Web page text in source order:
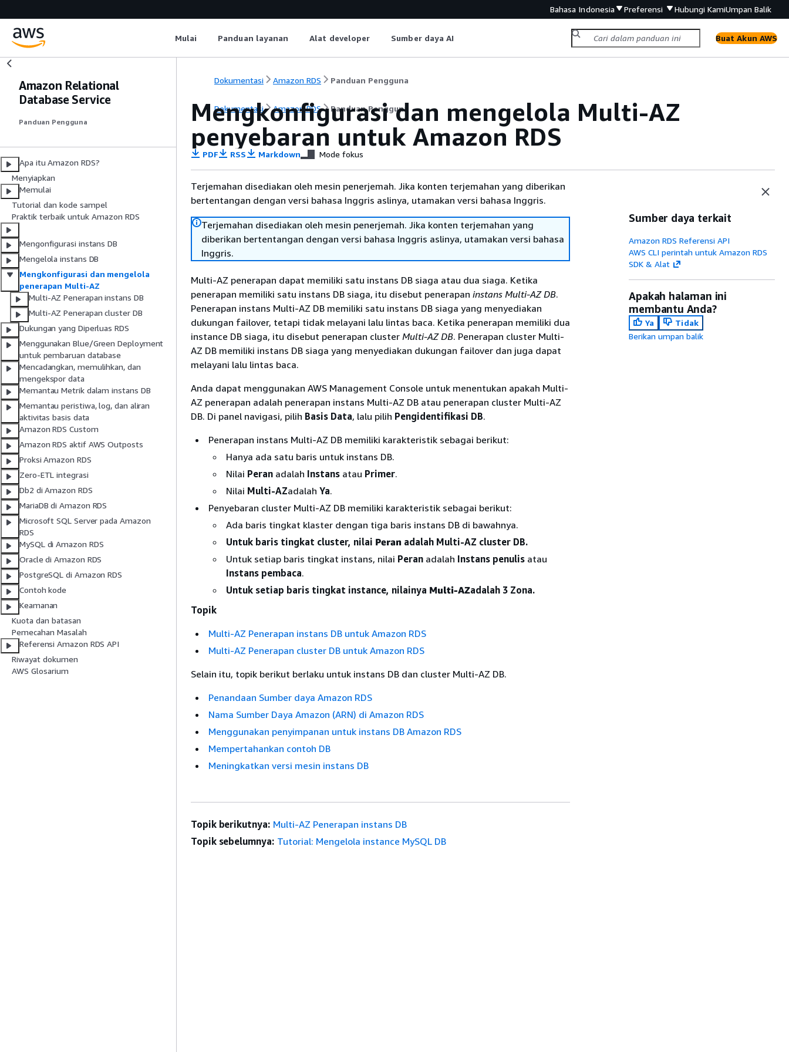
Bahasa Indonesia Preferensi Hubungi KamiUmpan Balik
Mulai Panduan layanan Alat developer Sumber daya AI Buat Akun AWS
Amazon Relational
Database Service
Panduan Pengguna
Apa itu Amazon RDS?
Menyiapkan
Memulai
Tutorial dan kode sampel
Praktik terbaik untuk Amazon RDS
Mengonfigurasi instans DB
Mengelola instans DB
Mengkonfigurasi dan mengelola
penerapan Multi-AZ
Multi-AZ Penerapan instans DB
Multi-AZ Penerapan cluster DB
Dukungan yang Diperluas RDS
Menggunakan Blue/Green Deployment
untuk pembaruan database
Mencadangkan, memulihkan, dan
mengekspor data
Memantau Metrik dalam instans DB
Memantau peristiwa, log, dan aliran
aktivitas basis data
Amazon RDS Custom
Amazon RDS aktif AWS Outposts
Proksi Amazon RDS
Zero-ETL integrasi
Db2 di Amazon RDS
MariaDB di Amazon RDS
Microsoft SQL Server pada Amazon
RDS
MySQL di Amazon RDS
Oracle di Amazon RDS
PostgreSQL di Amazon RDS
Contoh kode
Keamanan
Kuota dan batasan
Pemecahan Masalah
Referensi Amazon RDS API
Riwayat dokumen
AWS Glosarium
Dokumentasi Amazon RDS Panduan Pengguna
Dokumentasi Amazon RDS Panduan Pengguna
Mengkonfigurasi dan mengelola Multi-AZ
penyebaran untuk Amazon RDS
PDF RSS Markdown Mode fokus
Terjemahan disediakan oleh mesin penerjemah. Jika konten terjemahan yang diberikan
bertentangan dengan versi bahasa Inggris aslinya, utamakan versi bahasa Inggris.
Terjemahan disediakan oleh mesin penerjemah. Jika konten terjemahan yang
diberikan bertentangan dengan versi bahasa Inggris aslinya, utamakan versi bahasa
Inggris.
Multi-AZ penerapan dapat memiliki satu instans DB siaga atau dua siaga. Ketika
penerapan memiliki satu instans DB siaga, itu disebut penerapan instans Multi-AZ DB.
Penerapan instans Multi-AZ DB memiliki satu instans DB siaga yang menyediakan
dukungan failover, tetapi tidak melayani lalu lintas baca. Ketika penerapan memiliki dua
instance DB siaga, itu disebut penerapan cluster Multi-AZ DB. Penerapan cluster Multi-
AZ DB memiliki instans DB siaga yang menyediakan dukungan failover dan juga dapat
melayani lalu lintas baca.
Anda dapat menggunakan AWS Management Console untuk menentukan apakah Multi-
AZ penerapan adalah penerapan instans Multi-AZ DB atau penerapan cluster Multi-AZ
DB. Di panel navigasi, pilih Basis Data, lalu pilih Pengidentifikasi DB.
Penerapan instans Multi-AZ DB memiliki karakteristik sebagai berikut:
Hanya ada satu baris untuk instans DB.
Nilai Peran adalah Instans atau Primer.
Nilai Multi-AZadalah Ya.
Penyebaran cluster Multi-AZ DB memiliki karakteristik sebagai berikut:
Ada baris tingkat klaster dengan tiga baris instans DB di bawahnya.
Untuk baris tingkat cluster, nilai Peran adalah Multi-AZ cluster DB.
Untuk setiap baris tingkat instans, nilai Peran adalah Instans penulis atau
Instans pembaca.
Untuk setiap baris tingkat instance, nilainya Multi-AZadalah 3 Zona.
Topik
Multi-AZ Penerapan instans DB untuk Amazon RDS
Multi-AZ Penerapan cluster DB untuk Amazon RDS
Selain itu, topik berikut berlaku untuk instans DB dan cluster Multi-AZ DB.
Penandaan Sumber daya Amazon RDS
Nama Sumber Daya Amazon (ARN) di Amazon RDS
Menggunakan penyimpanan untuk instans DB Amazon RDS
Mempertahankan contoh DB
Meningkatkan versi mesin instans DB
Sumber daya terkait
Amazon RDS Referensi API
AWS CLI perintah untuk Amazon RDS
SDK & Alat
Apakah halaman ini
membantu Anda?
Ya
Tidak
Berikan umpan balik
Topik berikutnya: Multi-AZ Penerapan instans DB
Topik sebelumnya: Tutorial: Mengelola instance MySQL DB